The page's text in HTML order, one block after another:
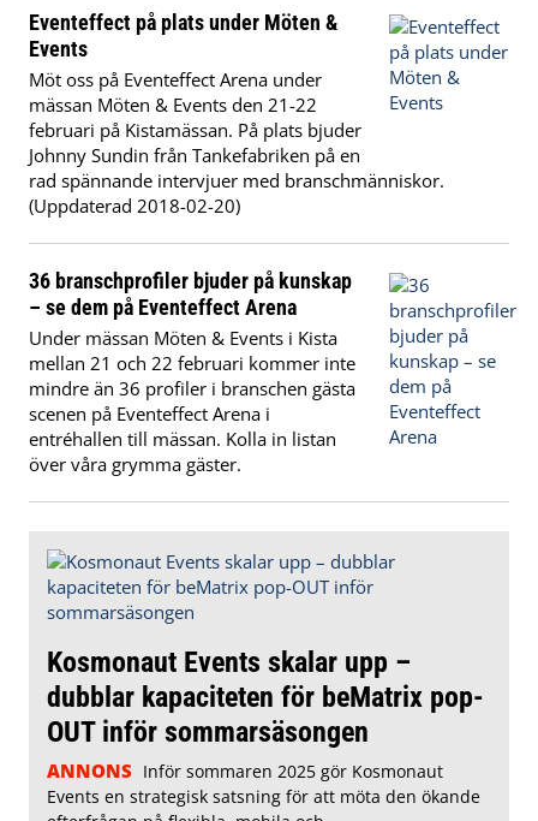
Eventeffect på plats under Möten &
Events
Möt oss på Eventeffect Arena under
mässan Möten & Events den 21-22
februari på Kistamässan. På plats bjuder
Johnny Sundin från Tankefabriken på en
rad spännande intervjuer med branschmänniskor.
(Uppdaterad 2018-02-20)
36 branschprofiler bjuder på kunskap
– se dem på Eventeffect Arena
Under mässan Möten & Events i Kista
mellan 21 och 22 februari kommer inte
mindre än 36 profiler i branschen gästa
scenen på Eventeffect Arena i
entréhallen till mässan. Kolla in listan
över våra grymma gäster.
Kosmonaut Events skalar upp –
dubblar kapaciteten för beMatrix pop-
OUT inför sommarsäsongen
ANNONS Inför sommaren 2025 gör Kosmonaut
Events en strategisk satsning för att möta den ökande